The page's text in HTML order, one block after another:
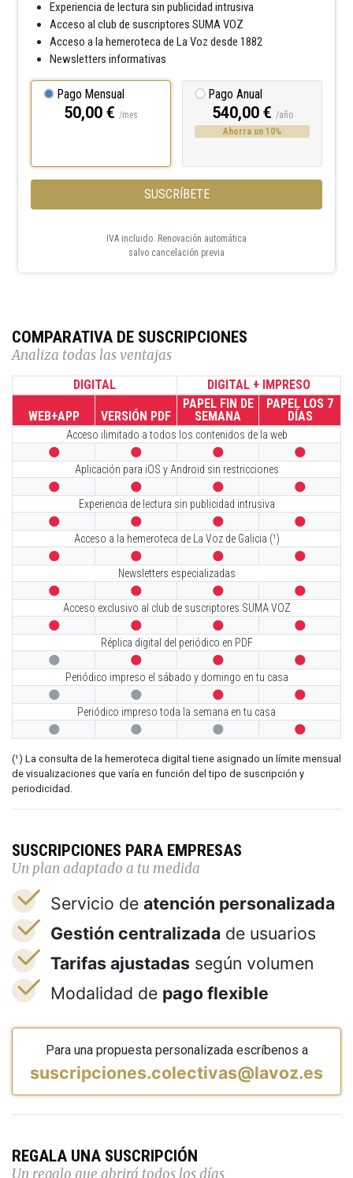
Experiencia de lectura sin publicidad intrusiva
Acceso al club de suscriptores SUMA VOZ
Acceso a la hemeroteca de La Voz desde 1882
Newsletters informativas
Pago Mensual
50,00 € /mes
Pago Anual
540,00 € /año
Ahorra un 10%
SUSCRÍBETE
IVA incluido. Renovación automática
salvo cancelación previa
COMPARATIVA DE SUSCRIPCIONES
Analiza todas las ventajas
DIGITAL DIGITAL + IMPRESO
WEB+APP VERSIÓN PDF
PAPEL FIN DE
SEMANA
PAPEL LOS 7
DÍAS
Acceso ilimitado a todos los contenidos de la web
   
Aplicación para iOS y Android sin restricciones
   
Experiencia de lectura sin publicidad intrusiva
   
Acceso a la hemeroteca de La Voz de Galicia (¹)
   
Newsletters especializadas
   
Acceso exclusivo al club de suscriptores SUMA VOZ
   
Réplica digital del periódico en PDF
   
Periódico impreso el sábado y domingo en tu casa
   
Periódico impreso toda la semana en tu casa
   
(¹) La consulta de la hemeroteca digital tiene asignado un límite mensual
de visualizaciones que varía en función del tipo de suscripción y
periodicidad.
SUSCRIPCIONES PARA EMPRESAS
Un plan adaptado a tu medida
Servicio de atención personalizada
Gestión centralizada de usuarios
Tarifas ajustadas según volumen
Modalidad de pago flexible
Para una propuesta personalizada escríbenos a
suscripciones.colectivas@lavoz.es
REGALA UNA SUSCRIPCIÓN
Un regalo que abrirá todos los días